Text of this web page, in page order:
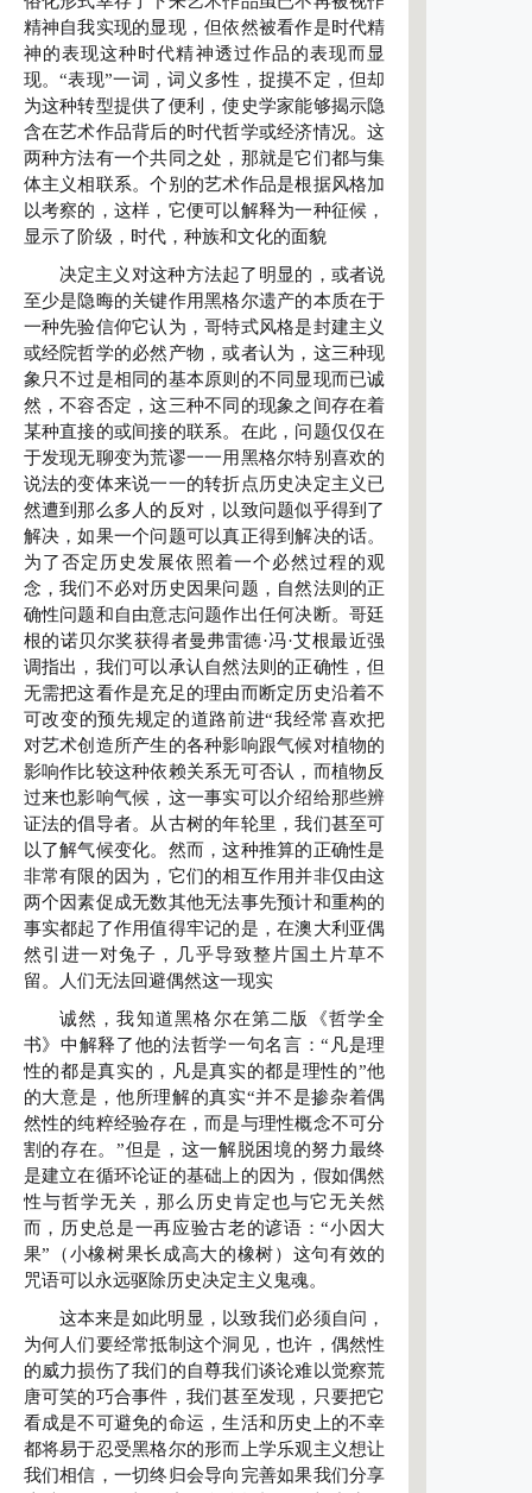
精神自我实现的显现，但依然被看作是时代精
神的表现这种时代精神透过作品的表现而显
现。“表现”一词，词义多性，捉摸不定，但却
为这种转型提供了便利，使史学家能够揭示隐
含在艺术作品背后的时代哲学或经济情况。这
两种方法有一个共同之处，那就是它们都与集
体主义相联系。个别的艺术作品是根据风格加
以考察的，这样，它便可以解释为一种征候，
显示了阶级，时代，种族和文化的面貌
决定主义对这种方法起了明显的，或者说
至少是隐晦的关键作用黑格尔遗产的本质在于
一种先验信仰它认为，哥特式风格是封建主义
或经院哲学的必然产物，或者认为，这三种现
象只不过是相同的基本原则的不同显现而已诚
然，不容否定，这三种不同的现象之间存在着
某种直接的或间接的联系。在此，问题仅仅在
于发现无聊变为荒谬一一用黑格尔特别喜欢的
说法的变体来说一一的转折点历史决定主义已
然遭到那么多人的反对，以致问题似乎得到了
解决，如果一个问题可以真正得到解决的话。
为了否定历史发展依照着一个必然过程的观
念，我们不必对历史因果问题，自然法则的正
确性问题和自由意志问题作出任何决断。哥廷
根的诺贝尔奖获得者曼弗雷德·冯·艾根最近强
调指出，我们可以承认自然法则的正确性，但
无需把这看作是充足的理由而断定历史沿着不
可改变的预先规定的道路前进“我经常喜欢把
对艺术创造所产生的各种影响跟气候对植物的
影响作比较这种依赖关系无可否认，而植物反
过来也影响气候，这一事实可以介绍给那些辨
证法的倡导者。从古树的年轮里，我们甚至可
以了解气候变化。然而，这种推算的正确性是
非常有限的因为，它们的相互作用并非仅由这
两个因素促成无数其他无法事先预计和重构的
事实都起了作用值得牢记的是，在澳大利亚偶
然引进一对兔子，几乎导致整片国土片草不
留。人们无法回避偶然这一现实
诚然，我知道黑格尔在第二版《哲学全
书》中解释了他的法哲学一句名言：“凡是理
性的都是真实的，凡是真实的都是理性的”他
的大意是，他所理解的真实“并不是掺杂着偶
然性的纯粹经验存在，而是与理性概念不可分
割的存在。”但是，这一解脱困境的努力最终
是建立在循环论证的基础上的因为，假如偶然
性与哲学无关，那么历史肯定也与它无关然
而，历史总是一再应验古老的谚语：“小因大
果”（小橡树果长成高大的橡树）这句有效的
咒语可以永远驱除历史决定主义鬼魂。
这本来是如此明显，以致我们必须自问，
为何人们要经常抵制这个洞见，也许，偶然性
的威力损伤了我们的自尊我们谈论难以觉察荒
唐可笑的巧合事件，我们甚至发现，只要把它
看成是不可避免的命运，生活和历史上的不幸
都将易于忍受黑格尔的形而上学乐观主义想让
我们相信，一切终归会导向完善如果我们分享